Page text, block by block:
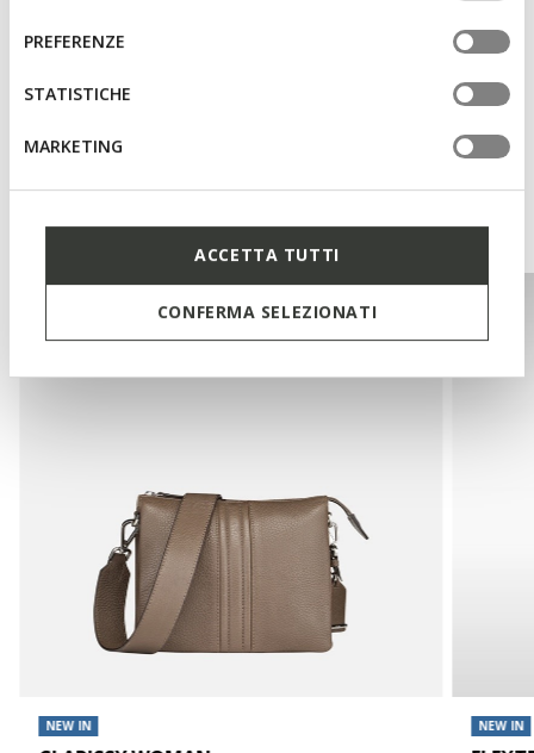
informazioni o per modificare in qualsiasi momento le
tue impostazioni, visita la nostra
consenso
PREFERENZE
STATISTICHE
MARKETING
ACCETTA TUTTI
CONFERMA SELEZIONATI
Materials
Technologies
You may also like
NEW IN NEW IN